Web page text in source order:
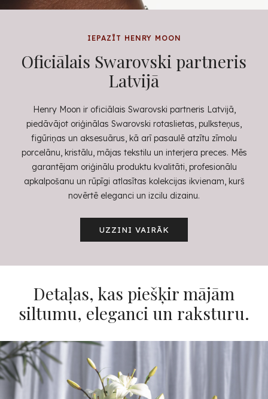
IEPAZĪT HENRY MOON
Oficiālais Swarovski partneris
Latvijā
Henry Moon ir oficiālais Swarovski partneris Latvijā,
piedāvājot oriģinālas Swarovski rotaslietas, pulksteņus,
figūriņas un aksesuārus, kā arī pasaulē atzītu zīmolu
porcelānu, kristālu, mājas tekstilu un interjera preces. Mēs
garantējam oriģinālu produktu kvalitāti, profesionālu
apkalpošanu un rūpīgi atlasītas kolekcijas ikvienam, kurš
novērtē eleganci un izcilu dizainu.
UZZINI VAIRĀK
Detaļas, kas piešķir mājām
siltumu, eleganci un raksturu.